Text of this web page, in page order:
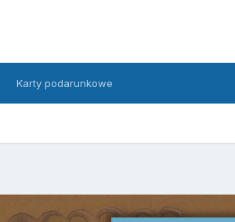
Karty podarunkowe